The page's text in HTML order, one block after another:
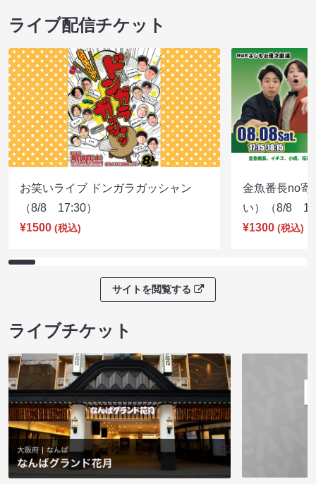
ライブ配信チケット
お笑いライブ ドンガラガッシャン
（8/8 17:30）
¥1500 (税込)
金魚番長no寄
い）（8/8
¥1300 (税込)
サイトを閲覧する
ライブチケット